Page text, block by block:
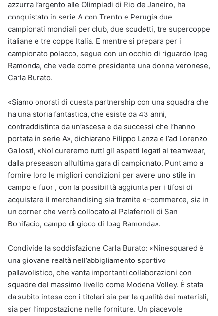
azzurra l’argento alle Olimpiadi di Rio de Janeiro, ha
conquistato in serie A con Trento e Perugia due
campionati mondiali per club, due scudetti, tre supercoppe
italiane e tre coppe Italia. E mentre si prepara per il
campionato polacco, segue con un occhio di riguardo Ipag
Ramonda, che vede come presidente una donna veronese,
Carla Burato.
«Siamo onorati di questa partnership con una squadra che
ha una storia fantastica, che esiste da 43 anni,
contraddistinta da un’ascesa e da successi che l’hanno
portata in serie A», dichiarano Filippo Lanza e l’ad Lorenzo
Gallosti, «Noi cureremo tutti gli aspetti legati al teamwear,
dalla preseason all’ultima gara di campionato. Puntiamo a
fornire loro le migliori condizioni per avere uno stile in
campo e fuori, con la possibilità aggiunta per i tifosi di
acquistare il merchandising sia tramite e-commerce, sia in
un corner che verrà collocato al Palaferroli di San
Bonifacio, campo di gioco di Ipag Ramonda».
Condivide la soddisfazione Carla Burato: «Ninesquared è
una giovane realtà nell’abbigliamento sportivo
pallavolistico, che vanta importanti collaborazioni con
squadre del massimo livello come Modena Volley. È stata
da subito intesa con i titolari sia per la qualità dei materiali,
sia per l’impostazione nelle forniture. Un piacevole